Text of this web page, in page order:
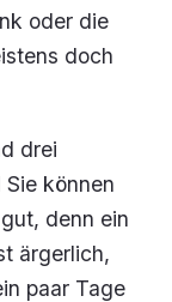
oder die
doch
drei
können
denn ein
ärgerlich,
paar Tage